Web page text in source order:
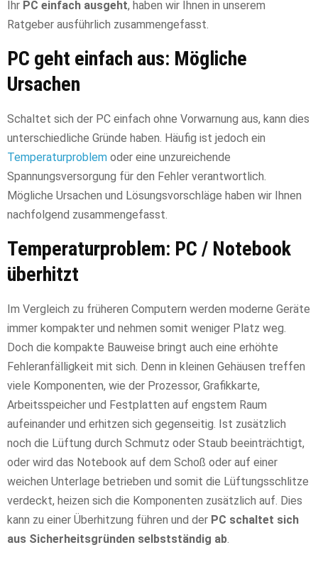
Ihr PC einfach ausgeht, haben wir Ihnen in unserem
Ratgeber ausführlich zusammengefasst.
PC geht einfach aus: Mögliche
Ursachen
Schaltet sich der PC einfach ohne Vorwarnung aus, kann dies
unterschiedliche Gründe haben. Häufig ist jedoch ein
Temperaturproblem oder eine unzureichende
Spannungsversorgung für den Fehler verantwortlich.
Mögliche Ursachen und Lösungsvorschläge haben wir Ihnen
nachfolgend zusammengefasst.
Temperaturproblem: PC / Notebook
überhitzt
Im Vergleich zu früheren Computern werden moderne Geräte
immer kompakter und nehmen somit weniger Platz weg.
Doch die kompakte Bauweise bringt auch eine erhöhte
Fehleranfälligkeit mit sich. Denn in kleinen Gehäusen treffen
viele Komponenten, wie der Prozessor, Grafikkarte,
Arbeitsspeicher und Festplatten auf engstem Raum
aufeinander und erhitzen sich gegenseitig. Ist zusätzlich
noch die Lüftung durch Schmutz oder Staub beeinträchtigt,
oder wird das Notebook auf dem Schoß oder auf einer
weichen Unterlage betrieben und somit die Lüftungsschlitze
verdeckt, heizen sich die Komponenten zusätzlich auf. Dies
kann zu einer Überhitzung führen und der PC schaltet sich
aus Sicherheitsgründen selbstständig ab